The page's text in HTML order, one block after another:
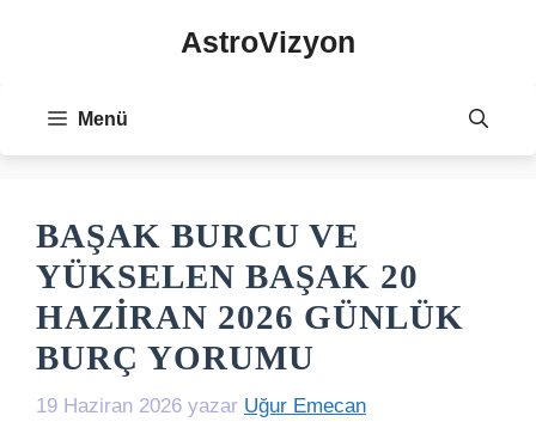
AstroVizyon
Menü
BAŞAK BURCU VE
YÜKSELEN BAŞAK 20
HAZIRAN 2026 GÜNLÜK
BURÇ YORUMU
19 Haziran 2026 yazar Uğur Emecan